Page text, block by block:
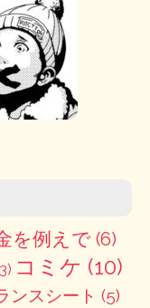
を例えで (6)
コミケ (10)
ンスシート (5)